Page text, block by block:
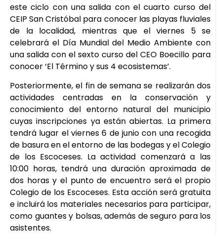
este ciclo con una salida con el cuarto curso del
CEIP San Cristóbal para conocer las playas fluviales
de la localidad, mientras que el viernes 5 se
celebrará el Día Mundial del Medio Ambiente con
una salida con el sexto curso del CEO Boecillo para
conocer ‘El Término y sus 4 ecosistemas’.
Posteriormente, el fin de semana se realizarán dos
actividades centradas en la conservación y
conocimiento del entorno natural del municipio
cuyas inscripciones ya están abiertas. La primera
tendrá lugar el viernes 6 de junio con una recogida
de basura en el entorno de las bodegas y el Colegio
de los Escoceses. La actividad comenzará a las
10:00 horas, tendrá una duración aproximada de
dos horas y el punto de encuentro será el propio
Colegio de los Escoceses. Esta acción será gratuita
e incluirá los materiales necesarios para participar,
como guantes y bolsas, además de seguro para los
asistentes.